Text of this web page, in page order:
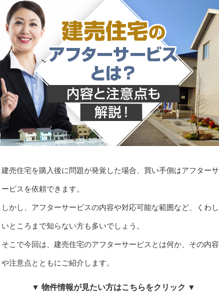
建売住宅を購入後に問題が発覚した場合、買い手側はアフターサ
ービスを依頼できます。
しかし、アフターサービスの内容や対応可能な範囲など、くわし
いところまで知らない方も多いでしょう。
そこで今回は、建売住宅のアフターサービスとは何か、その内容
や注意点とともにご紹介します。
▼ 物件情報が見たい方はこちらをクリック ▼